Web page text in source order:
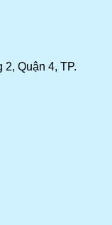
giò ..
Quận 4, TP.